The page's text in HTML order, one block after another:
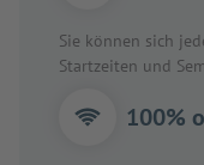
Sie können sich
Startzeiten und
100%